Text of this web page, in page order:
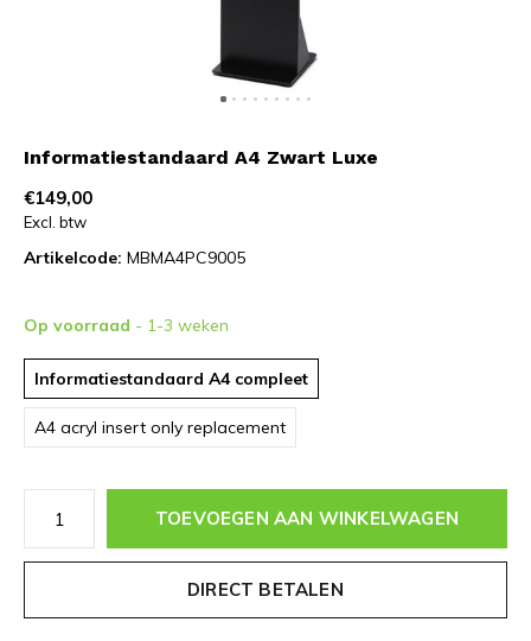
Informatiestandaard A4 Zwart Luxe
€149,00
Excl. btw
Artikelcode: MBMA4PC9005
Op voorraad - 1-3 weken
Informatiestandaard A4 compleet
A4 acryl insert only replacement
TOEVOEGEN AAN WINKELWAGEN
DIRECT BETALEN